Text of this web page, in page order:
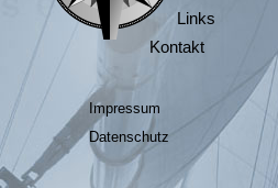
Links
Kontakt
Impressum
Datenschutz